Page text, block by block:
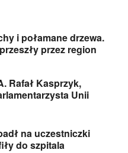
i połamane drzewa.
przez region
Rafał Kasprzyk,
Unii
na uczestniczki
do szpitala